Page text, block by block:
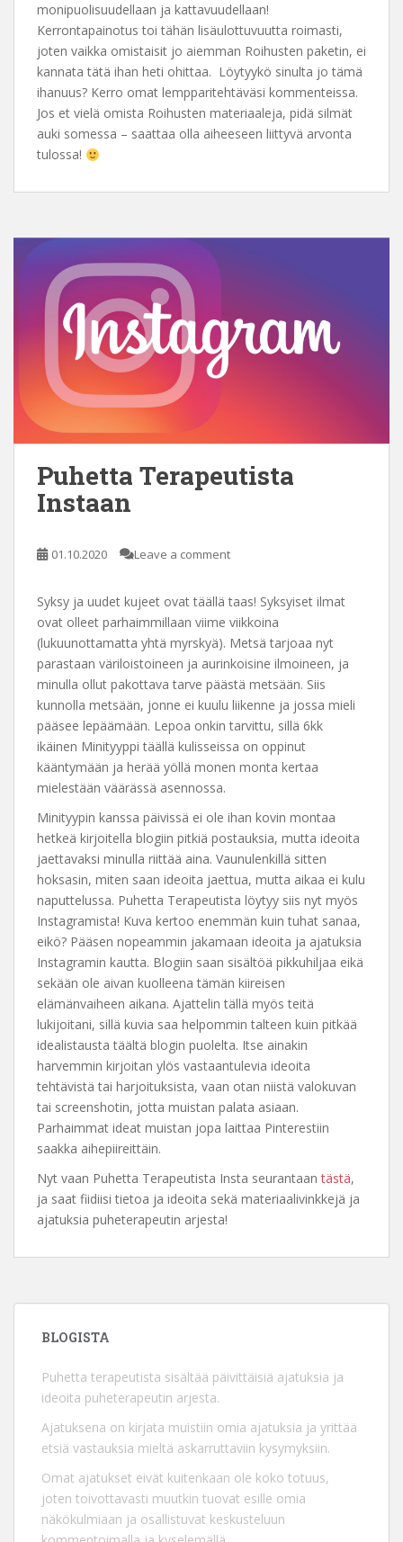
monipuolisuudellaan ja kattavuudellaan!
Kerrontapainotus toi tähän lisäulottuvuutta roimasti,
joten vaikka omistaisit jo aiemman Roihusten paketin, ei
kannata tätä ihan heti ohittaa. Löytyykö sinulta jo tämä
ihanuus? Kerro omat lempparitehtäväsi kommenteissa.
Jos et vielä omista Roihusten materiaaleja, pidä silmät
auki somessa – saattaa olla aiheeseen liittyvä arvonta
tulossa!
Puhetta Terapeutista
Instaan
01.10.2020 Leave a comment
Syksy ja uudet kujeet ovat täällä taas! Syksyiset ilmat
ovat olleet parhaimmillaan viime viikkoina
(lukuunottamatta yhtä myrskyä). Metsä tarjoaa nyt
parastaan väriloistoineen ja aurinkoisine ilmoineen, ja
minulla ollut pakottava tarve päästä metsään. Siis
kunnolla metsään, jonne ei kuulu liikenne ja jossa mieli
pääsee lepäämään. Lepoa onkin tarvittu, sillä 6kk
ikäinen Minityyppi täällä kulisseissa on oppinut
kääntymään ja herää yöllä monen monta kertaa
mielestään väärässä asennossa.
Minityypin kanssa päivissä ei ole ihan kovin montaa
hetkeä kirjoitella blogiin pitkiä postauksia, mutta ideoita
jaettavaksi minulla riittää aina. Vaunulenkillä sitten
hoksasin, miten saan ideoita jaettua, mutta aikaa ei kulu
naputtelussa. Puhetta Terapeutista löytyy siis nyt myös
Instagramista! Kuva kertoo enemmän kuin tuhat sanaa,
eikö? Pääsen nopeammin jakamaan ideoita ja ajatuksia
Instagramin kautta. Blogiin saan sisältöä pikkuhiljaa eikä
sekään ole aivan kuolleena tämän kiireisen
elämänvaiheen aikana. Ajattelin tällä myös teitä
lukijoitani, sillä kuvia saa helpommin talteen kuin pitkää
idealistausta täältä blogin puolelta. Itse ainakin
harvemmin kirjoitan ylös vastaantulevia ideoita
tehtävistä tai harjoituksista, vaan otan niistä valokuvan
tai screenshotin, jotta muistan palata asiaan.
Parhaimmat ideat muistan jopa laittaa Pinterestiin
saakka aihepiireittäin.
Nyt vaan Puhetta Terapeutista Insta seurantaantästä,
ja saat fiidiisi tietoa ja ideoita sekä materiaalivinkkejä ja
ajatuksia puheterapeutin arjesta!
BLOGISTA
Puhetta terapeutista sisältää päivittäisiä ajatuksia ja
ideoita puheterapeutin arjesta.
Ajatuksena on kirjata muistiin omia ajatuksia ja yrittää
etsiä vastauksia mieltä askarruttaviin kysymyksiin.
Omat ajatukset eivät kuitenkaan ole koko totuus,
joten toivottavasti muutkin tuovat esille omia
näkökulmiaan ja osallistuvat keskusteluun